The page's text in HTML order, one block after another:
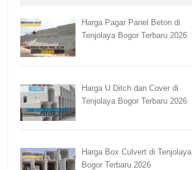
Harga Pagar Panel Beton di
Tenjolaya Bogor Terbaru 2026
Harga U Ditch dan Cover di
Tenjolaya Bogor Terbaru 2026
Harga Box Culvert di Tenjolaya
Bogor Terbaru 2026